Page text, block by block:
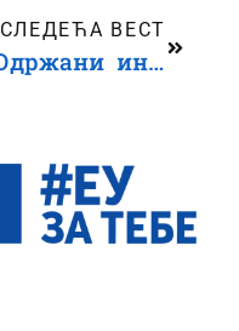
СЛЕДЕЋА ВЕСТ
Одржани иницијални састанци организација подржаних у оквиру два позива Ужичког центра за права детета